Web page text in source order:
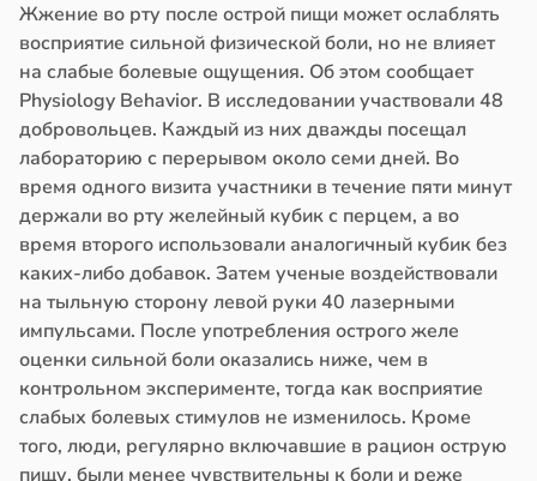
Жжение во рту после острой пищи может ослаблять
восприятие сильной физической боли, но не влияет
на слабые болевые ощущения. Об этом сообщает
Physiology Behavior. В исследовании участвовали 48
добровольцев. Каждый из них дважды посещал
лабораторию с перерывом около семи дней. Во
время одного визита участники в течение пяти минут
держали во рту желейный кубик с перцем, а во
время второго использовали аналогичный кубик без
каких-либо добавок. Затем ученые воздействовали
на тыльную сторону левой руки 40 лазерными
импульсами. После употребления острого желе
оценки сильной боли оказались ниже, чем в
контрольном эксперименте, тогда как восприятие
слабых болевых стимулов не изменилось. Кроме
того, люди, регулярно включавшие в рацион острую
пищу, были менее чувствительны к боли и реже